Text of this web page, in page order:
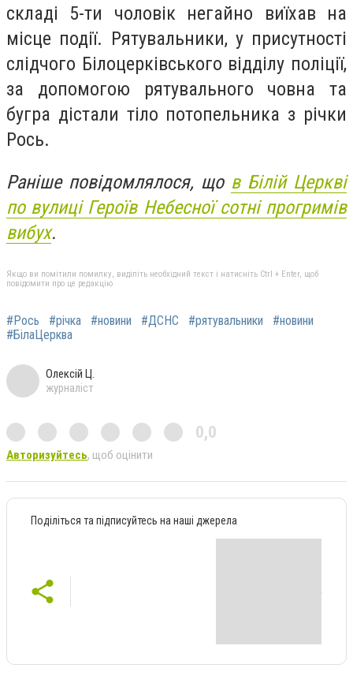
складі 5-ти чоловік негайно виїхав на
місце події. Рятувальники, у присутності
слідчого Білоцерківського відділу поліції,
за допомогою рятувального човна та
бугра дістали тіло потопельника з річки
Рось.
Раніше повідомлялося, що в Білій Церкві
по вулиці Героїв Небесної сотні прогримів
вибух.
Якщо ви помітили помилку, виділіть необхідний текст і натисніть Ctrl + Enter, щоб
повідомити про це редакцію
#Рось #річка #новини #ДСНС #рятувальники
#новини
#БілаЦерква
Олексій Ц.
журналіст
0,0
Авторизуйтесь, щоб оцінити
Поділіться та підписуйтесь на наші джерела